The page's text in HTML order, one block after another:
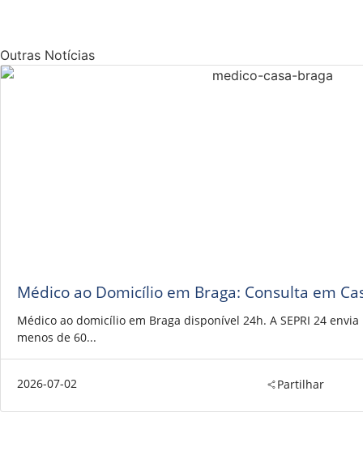
Outras Notícias
Médico ao Domicílio em Braga: Consulta em
Médico ao domicílio em Braga disponível 24h. A SEPRI 24
menos de 60...
2026-07-02 Partilhar